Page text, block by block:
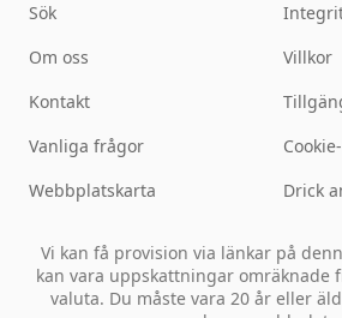
Sök
Om oss
Kontakt
Vanliga frågor
Webbplatskarta
Villkor
Drick
Vi kan få provision via länkar på
kan vara uppskattningar omräknade
valuta. Du måste vara 20 år eller